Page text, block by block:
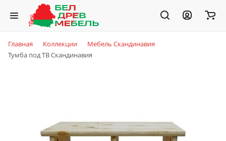
Главная Коллекции
Мебель Скандинавия
Тумба под ТВ Скандинавия